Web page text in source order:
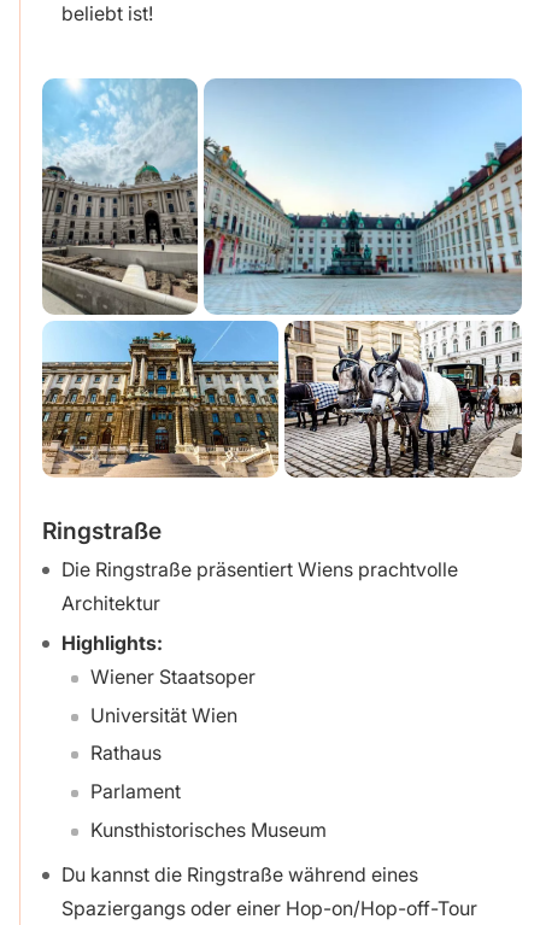
beliebt ist!
Ringstraße
Die Ringstraße präsentiert Wiens prachtvolle
Architektur
Highlights:
Wiener Staatsoper
Universität Wien
Rathaus
Parlament
Kunsthistorisches Museum
Du kannst die Ringstraße während eines
Spaziergangs oder einer Hop-on/Hop-off-Tour